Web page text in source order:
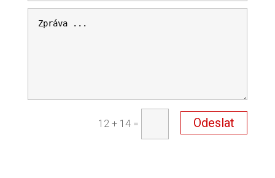
12 + 14 = Odeslat